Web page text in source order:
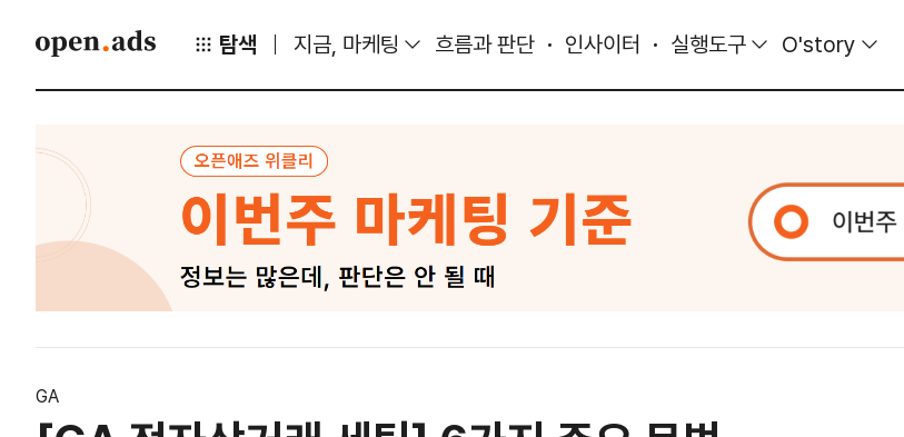
탐색 지금, 마케팅 흐름과 판단 인사이터 실행도구 O'story
GA